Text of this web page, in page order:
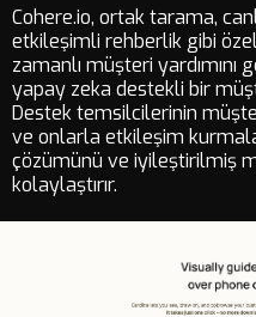
Cohere.io, ortak tarama,
etkileşimli rehberlik gibi
zamanlı müşteri
yapay zeka destekli bir
Destek temsilcilerinin
ve onlarla etkileşim
çözümünü ve iyileştirilmiş
kolaylaştırır.